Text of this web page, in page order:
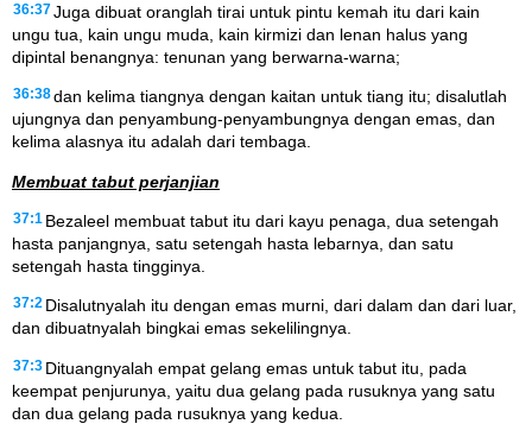
36:37Juga dibuat oranglah tirai untuk pintu kemah itu dari kain
ungu tua, kain ungu muda, kain kirmizi dan lenan halus yang
dipintal benangnya: tenunan yang berwarna-warna;
36:38dan kelima tiangnya dengan kaitan untuk tiang itu; disalutlah
ujungnya dan penyambung-penyambungnya dengan emas, dan
kelima alasnya itu adalah dari tembaga.
Membuat tabut perjanjian
37:1 Bezaleel membuat tabut itu dari kayu penaga, dua setengah
hasta panjangnya, satu setengah hasta lebarnya, dan satu
setengah hasta tingginya.
37:2 Disalutnyalah itu dengan emas murni, dari dalam dan dari luar,
dan dibuatnyalah bingkai emas sekelilingnya.
37:3 Dituangnyalah empat gelang emas untuk tabut itu, pada
keempat penjurunya, yaitu dua gelang pada rusuknya yang satu
dan dua gelang pada rusuknya yang kedua.